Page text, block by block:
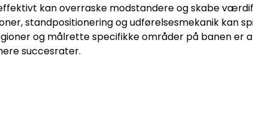
kan overraske modstandere og skabe
standpositionering og udførelsesmekanik kan
og målrette specifikke områder på banen er
succesrater.